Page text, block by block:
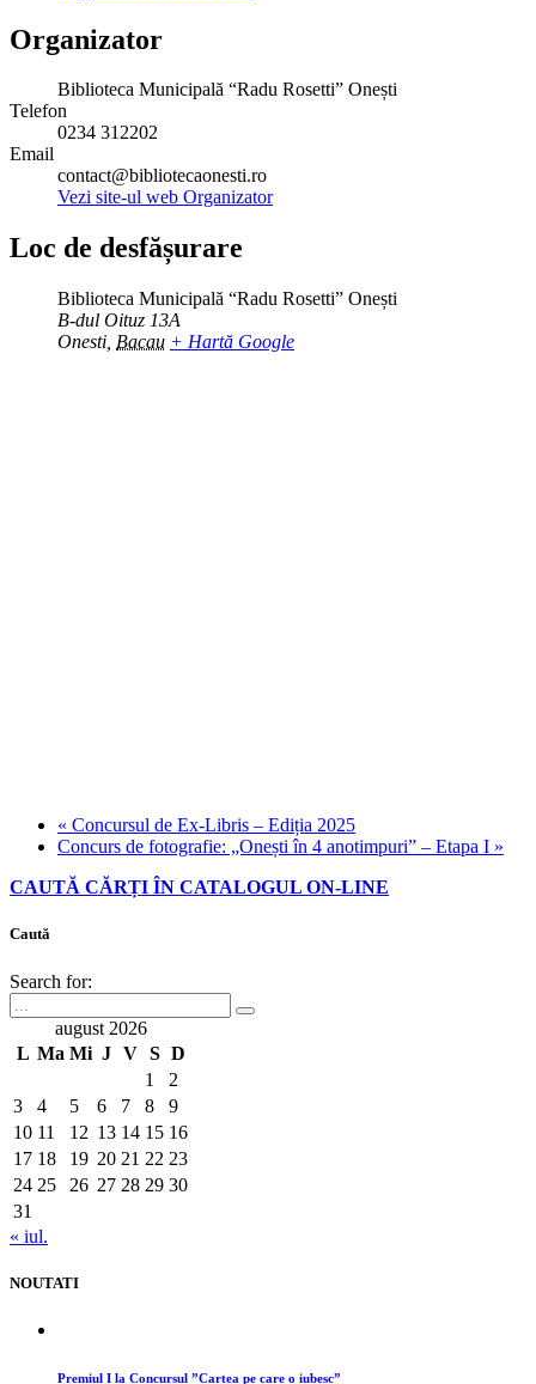
Organizator
Biblioteca Municipală “Radu Rosetti” Onești
Telefon
0234 312202
Email
contact@bibliotecaonesti.ro
Vezi site-ul web Organizator
Loc de desfășurare
Biblioteca Municipală “Radu Rosetti” Onești
B-dul Oituz 13A
Onesti Bacau + Hartă Google
« Concursul de Ex-Libris – Ediția 2025
Concurs de fotografie: „Onești în 4 anotimpuri” – Etapa I »
CAUTĂ CĂRȚI ÎN CATALOGUL ON-LINE
Caută
Search for:
august 2026
L Ma Mi J V S D
1
2
3
4 5 6 7 8
9
10 11 12 13 14 15 16
17 18 19 20 21 22 23
24 25 26 27 28 29 30
31
« iul.
NOUTATI
Premiul I la Concursul ”Cartea pe care o iubesc”